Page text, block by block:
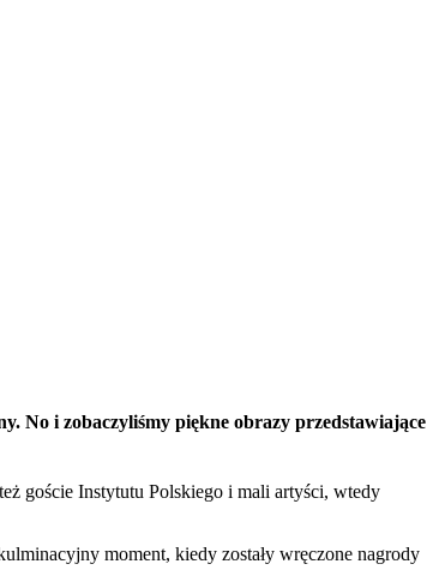
No i zobaczyliśmy piękne obrazy przedstawiające
goście Instytutu Polskiego i mali artyści, wtedy
moment, kiedy zostały wręczone nagrody